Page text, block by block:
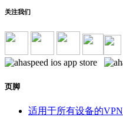
关注我们
页脚
适用于所有设备的VPN